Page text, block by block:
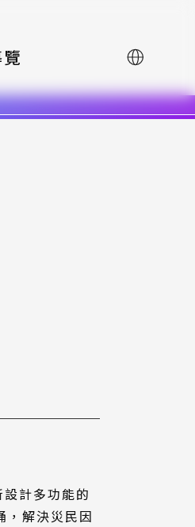
English
計多功能的
，解決災民因